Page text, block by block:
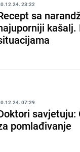
23:22
sa
07:29
savjetuju:
pomlađivanje